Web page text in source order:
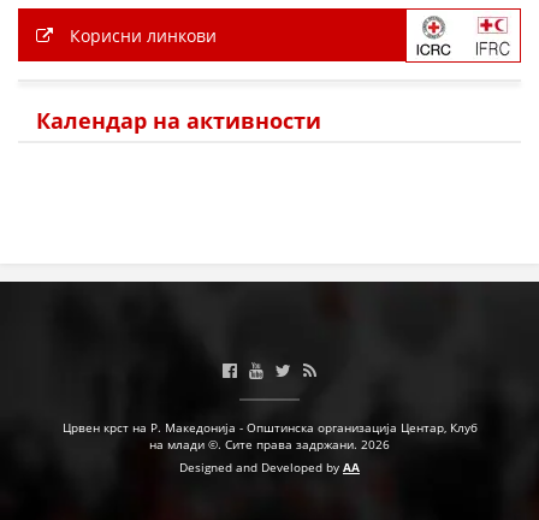
Корисни линкови
Календар на активности
Црвен крст на Р. Македонија - Општинска организација Центар, Клуб
на млади ©. Сите права задржани. 2026
Designed and Developed by AA